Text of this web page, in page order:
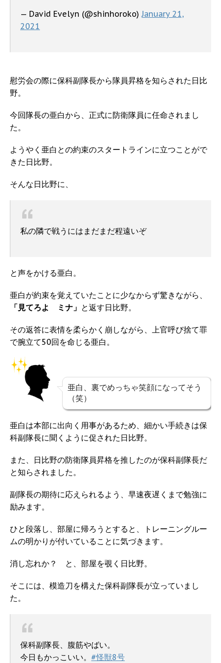
— David Evelyn (@shinhoroko)January 21,
2021
慰労会の際に保科副隊長から隊員昇格を知らされた日比
野。
今回隊長の亜白から、正式に防衛隊員に任命されまし
た。
ようやく亜白との約束のスタートラインに立つことがで
きた日比野。
そんな日比野に、
私の隣で戦うにはまだまだ程遠いぞ
と声をかける亜白。
亜白が約束を覚えていたことに少なからず驚きながら、
「見てろよ ミナ」 と返す日比野。
その返答に表情を柔らかく崩しながら、上官呼び捨て罪
で腕立て50回を命じる亜白。
亜白、裏でめっちゃ笑顔になってそう
（笑）
亜白は本部に出向く用事があるため、細かい手続きは保
科副隊長に聞くように促された日比野。
また、日比野の防衛隊員昇格を推したのが保科副隊長だ
と知らされました。
副隊長の期待に応えられるよう、早速夜遅くまで勉強に
励みます。
ひと段落し、部屋に帰ろうとすると、トレーニングルー
ムの明かりが付いていることに気づきます。
消し忘れか？ と、部屋を覗く日比野。
そこには、模造刀を構えた保科副隊長が立っていまし
た。
保科副隊長、腹筋やばい。
今日もかっこいい。 #怪獣8号